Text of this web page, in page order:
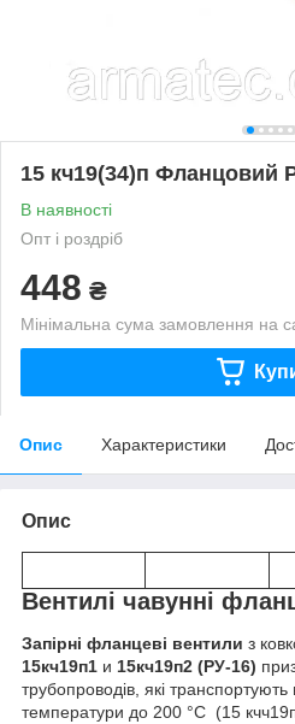
15 кч19(34)п Фланцовий
В наявності
Опт і роздріб
448 ₴
Мінімальна сума замовлення на
Опис Характеристики
Опис
Вентилі чавунні
Запірні фланцеві вентили з
15кч19п1 и 15кч19п2 (РУ-16)
трубопроводів, які
температури до 200 °C (15